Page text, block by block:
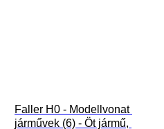
Faller H0 - Modellvonat
járművek (6) - Öt jármű,